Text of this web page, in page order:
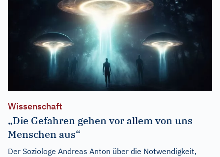
Wissenschaft
„Die Gefahren gehen vor allem von uns
Menschen aus“
Der Soziologe Andreas Anton über die Notwendigkeit,